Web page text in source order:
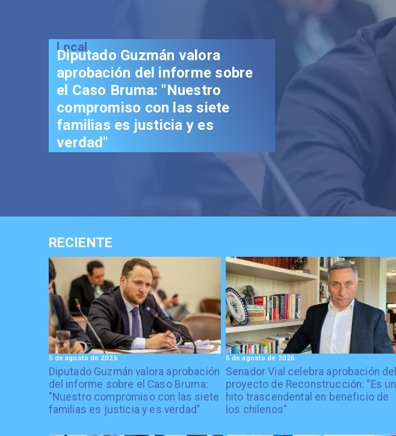
Local
Diputado Guzmán valora
aprobación del informe sobre
el Caso Bruma: "Nuestro
compromiso con las siete
familias es justicia y es
verdad"
RECIENTE
Diputado Guzmán valora aprobación
del informe sobre el Caso Bruma:
"Nuestro compromiso con las siete
familias es justicia y es verdad"
5 de agosto de 2026
Senador Vial celebra aprobación del
proyecto de Reconstrucción: "Es un
hito trascendental en beneficio de
los chilenos"
5 de agosto de 2026